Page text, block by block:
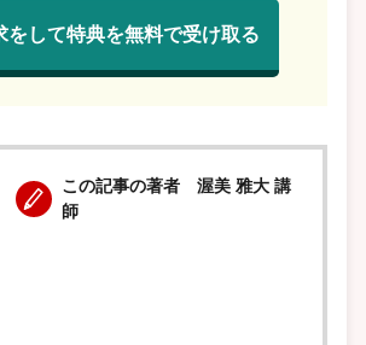
をして特典を無料で受け取る
この記事の著者 渥美 雅大 講
師